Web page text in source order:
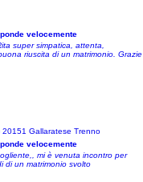
velocemente
super simpatica, attenta,
riuscita di un matrimonio. Grazie
20151 Gallaratese Trenno
velocemente
mi è venuta incontro per
di un matrimonio svolto